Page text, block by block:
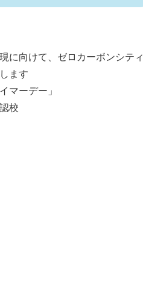
に向けて、ゼロカーボンシティ
ます
マーデー」
校